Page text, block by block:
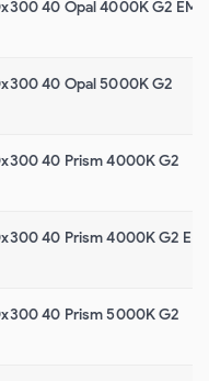
40 Opal 4000K G2 EM
40 Opal 5000K G2
40 Prism 4000K G2
40 Prism 4000K G2 EM
40 Prism 5000K G2